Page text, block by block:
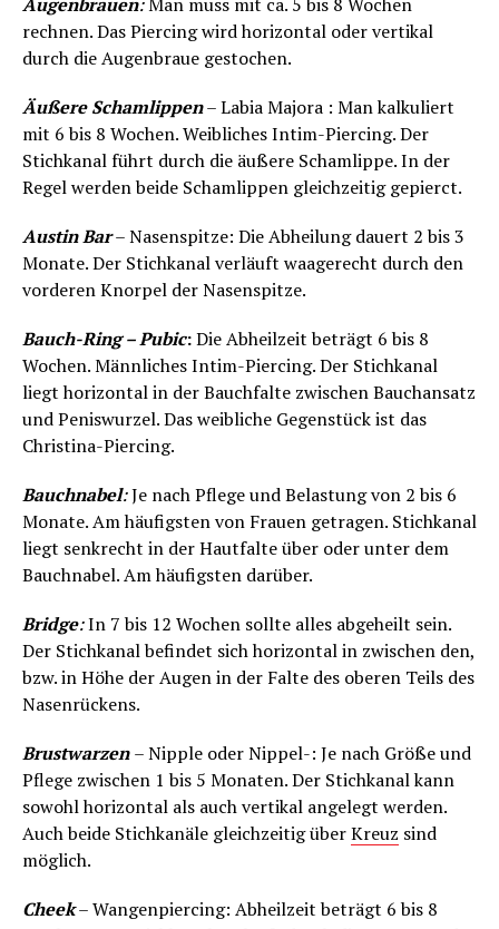
rechnen. Das Piercing wird horizontal oder vertikal
durch die Augenbraue gestochen.
Äußere Schamlippen– Labia Majora : Man kalkuliert
mit 6 bis 8 Wochen. Weibliches Intim-Piercing. Der
Stichkanal führt durch die äußere Schamlippe. In der
Regel werden beide Schamlippen gleichzeitig gepierct.
Austin Bar– Nasenspitze: Die Abheilung dauert 2 bis 3
Monate. Der Stichkanal verläuft waagerecht durch den
vorderen Knorpel der Nasenspitze.
Bauch-Ring – Pubic:Die Abheilzeit beträgt 6 bis 8
Wochen. Männliches Intim-Piercing. Der Stichkanal
liegt horizontal in der Bauchfalte zwischen Bauchansatz
und Peniswurzel. Das weibliche Gegenstück ist das
Christina-Piercing.
Bauchnabel:Je nach Pflege und Belastung von 2 bis 6
Monate. Am häufigsten von Frauen getragen. Stichkanal
liegt senkrecht in der Hautfalte über oder unter dem
Bauchnabel. Am häufigsten darüber.
Bridge:In 7 bis 12 Wochen sollte alles abgeheilt sein.
Der Stichkanal befindet sich horizontal in zwischen den,
bzw. in Höhe der Augen in der Falte des oberen Teils des
Nasenrückens.
Brustwarzen – Nipple oder Nippel-: Je nach Größe und
Pflege zwischen 1 bis 5 Monaten. Der Stichkanal kann
sowohl horizontal als auch vertikal angelegt werden.
Auch beide Stichkanäle gleichzeitig überKreuz sind
möglich.
Cheek– Wangenpiercing: Abheilzeit beträgt 6 bis 8